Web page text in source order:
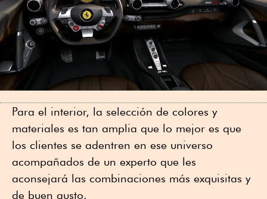
Para el interior, la selección de colores y
materiales es tan amplia que lo mejor es que
los clientes se adentren en ese universo
acompañados de un experto que les
aconsejará las combinaciones más exquisitas y
de buen gusto.